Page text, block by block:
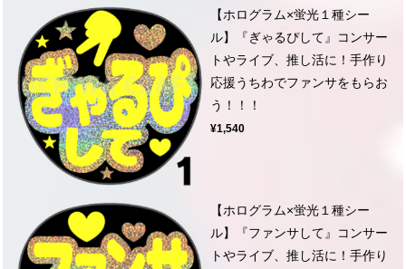
【ホログラム×蛍光１種シー
ル】『ぎゃるぴして』コンサー
トやライブ、推し活に！手作り
応援うちわでファンサをもらお
う！！！
¥1,540
【ホログラム×蛍光１種シー
ル】『ファンサして』コンサー
トやライブ、推し活に！手作り